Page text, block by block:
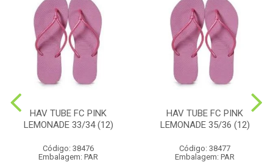
HAV TUBE FC PINK
LEMONADE 33/34 (12)
Código: 38476
Embalagem: PAR
HAV TUBE FC PINK
LEMONADE 35/36 (12)
Código: 38477
Embalagem: PAR